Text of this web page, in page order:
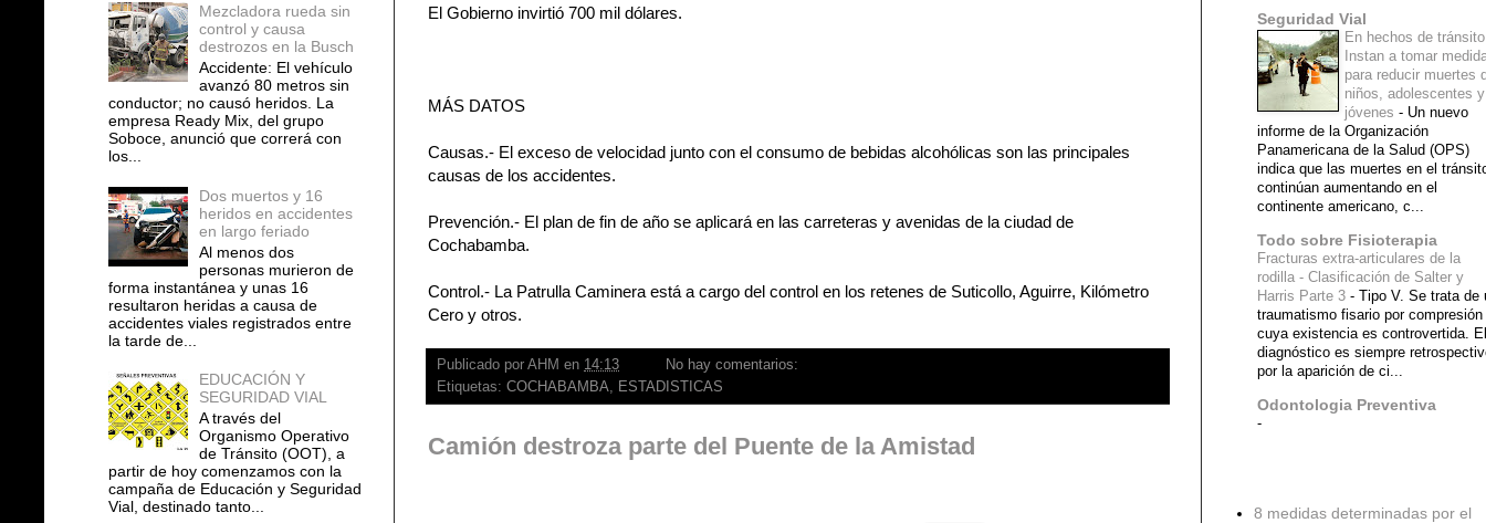
El Gobierno invirtió 700 mil dólares.
MÁS DATOS
Causas.- El exceso de velocidad junto con el consumo de bebidas alcohólicas son las principales
causas de los accidentes.
Prevención.- El plan de fin de año se aplicará en las carreteras y avenidas de la ciudad de
Cochabamba.
Control.- La Patrulla Caminera está a cargo del control en los retenes de Suticollo, Aguirre, Kilómetro
Cero y otros.
Publicado por AHM en 14:13
No hay comentarios:
Etiquetas: COCHABAMBA, ESTADISTICAS
Camión destroza parte del Puente de la Amistad
Mezcladora rueda sin
control y causa
destrozos en la Busch
Accidente: El vehículo
avanzó 80 metros sin
conductor; no causó heridos. La
empresa Ready Mix, del grupo
Soboce, anunció que correrá con
los...
Dos muertos y 16
heridos en accidentes
en largo feriado
Al menos dos
personas murieron de
forma instantánea y unas 16
resultaron heridas a causa de
accidentes viales registrados entre
la tarde de...
EDUCACIÓN Y
SEGURIDAD VIAL
A través del
Organismo Operativo
de Tránsito (OOT), a
partir de hoy comenzamos con la
campaña de Educación y Seguridad
Vial, destinado tanto...
Seguridad Vial
En hechos de tránsito
Instan a tomar
para reducir muertes
niños, adolescentes y
jóvenes - Un nuevo
informe de la Organización
Panamericana de la Salud (OPS)
indica que las muertes en el
continúan aumentando en el
continente americano, c...
Todo sobre Fisioterapia
Fracturas extra-articulares de la
rodilla - Clasificación de Salter y
Harris Parte 3 - Tipo V. Se trata de
traumatismo fisario por compresión
cuya existencia es controvertida. El
diagnóstico es siempre
por la aparición de ci...
Odontologia Preventiva
-
8 medidas determinadas por el